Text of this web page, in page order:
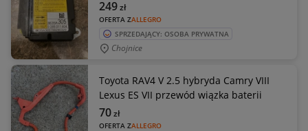
OFERTA ZALLEGRO
249zł
SPRZEDAJĄCY: OSOBA PRYWATNA
Chojnice
Toyota RAV4 V 2.5 hybryda Camry VIII
Lexus ES VII przewód wiązka baterii
OFERTA ZALLEGRO
70zł